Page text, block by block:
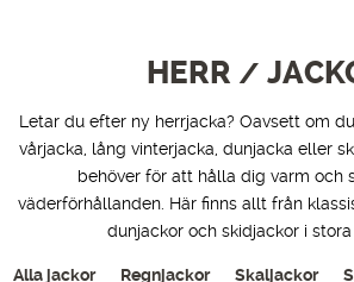
HERR /
Letar du efter ny herrjacka? Oavsett om
vårjacka, lång vinterjacka, dunjacka eller
behöver för att hålla dig varm och
väderförhållanden. Här finns allt från
dunjackor och skidjackor i stora
Alla jackor Regnjackor Skaljackor